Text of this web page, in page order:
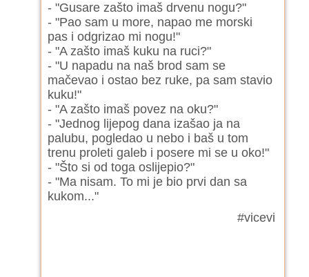
- "Gusare zašto imaš drvenu nogu?"
- "Pao sam u more, napao me morski
pas i odgrizao mi nogu!"
- "A zašto imaš kuku na ruci?"
- "U napadu na naš brod sam se
mačevao i ostao bez ruke, pa sam stavio
kuku!"
- "A zašto imaš povez na oku?"
- "Jednog lijepog dana izašao ja na
palubu, pogledao u nebo i baš u tom
trenu proleti galeb i posere mi se u oko!"
- "Što si od toga oslijepio?"
- "Ma nisam. To mi je bio prvi dan sa
kukom..."
#vicevi